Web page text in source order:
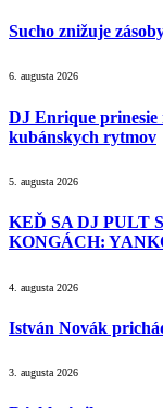
Sucho znižuje
6. augusta 2026
DJ Enrique prinesie
kubánskych rytmov
5. augusta 2026
KEĎ SA DJ PULT
KONGÁCH:
4. augusta 2026
István Novák
3. augusta 2026